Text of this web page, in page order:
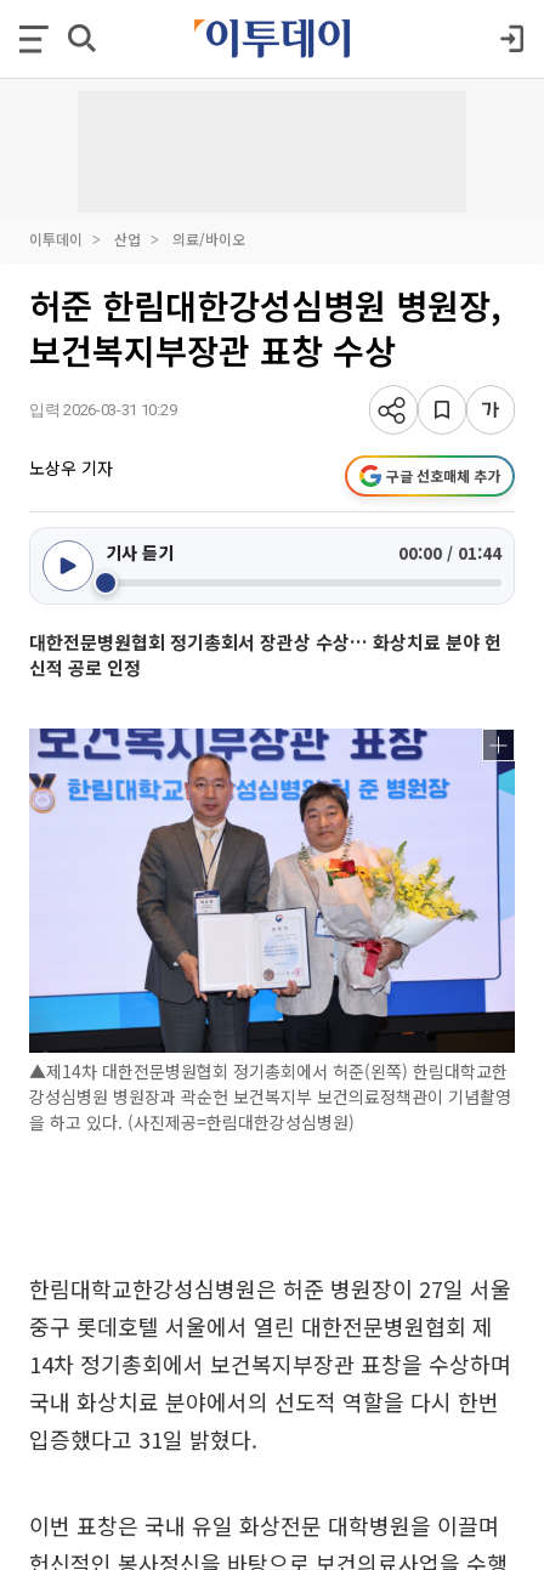
이투데이 산업 의료/바이오
허준 한림대한강성심병원 병원장,
보건복지부장관 표창 수상
입력 2026-03-31 10:29
노상우 기자 구글 선호매체 추가
기사 듣기 00:00 / 01:44
대한전문병원협회 정기총회서 장관상 수상… 화상치료 분야 헌
신적 공로 인정
▲제14차 대한전문병원협회 정기총회에서 허준(왼쪽) 한림대학교한
강성심병원 병원장과 곽순헌 보건복지부 보건의료정책관이 기념촬영
을 하고 있다. (사진제공=한림대한강성심병원)
한림대학교한강성심병원은 허준 병원장이 27일 서울
중구 롯데호텔 서울에서 열린 대한전문병원협회 제
14차 정기총회에서 보건복지부장관 표창을 수상하며
국내 화상치료 분야에서의 선도적 역할을 다시 한번
입증했다고 31일 밝혔다.
이번 표창은 국내 유일 화상전문 대학병원을 이끌며
헌신적인 봉사정신을 바탕으로 보건의료사업을 수행